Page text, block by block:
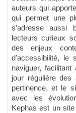
auteurs qui
qui permet une
s'adresse aussi
lecteurs curieux
des enjeux
d'accessibilité, le
naviguer,
jour régulière
pertinence, et le
avec les
Kephas est un